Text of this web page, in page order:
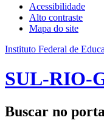
Acessibilidade
Alto contraste
Mapa do site
Instituto Federal de
SUL-RIO-
Buscar no